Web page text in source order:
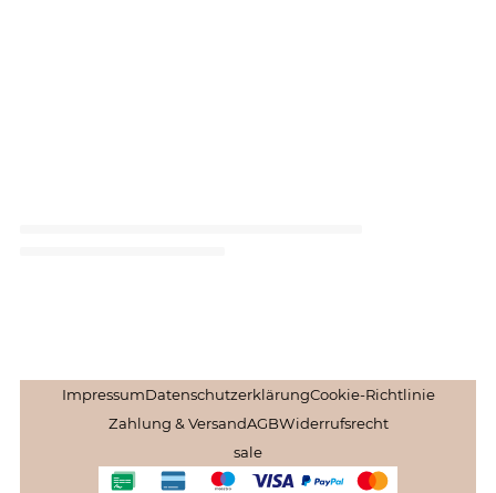
ImpressumDatenschutzerklärungCookie-Richtlinie
Zahlung & VersandAGBWiderrufsrecht
sale